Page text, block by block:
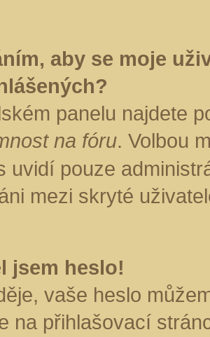
aby se moje
panelu najdete
na fóru. Volbou
uvidí pouze
mezi skryté
jsem heslo!
vaše heslo
na přihlašovací